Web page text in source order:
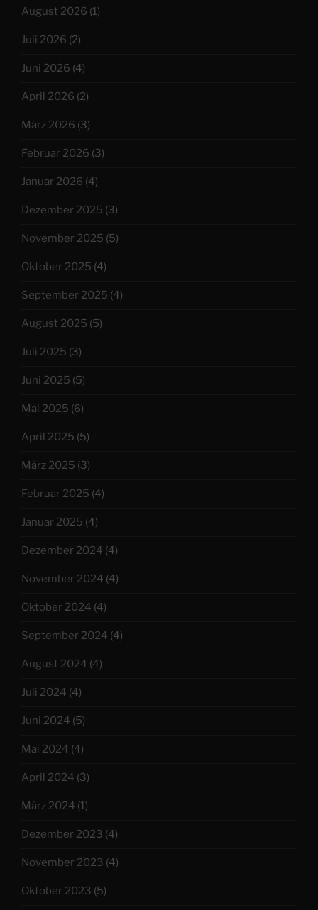
August 2026 (1)
Juli 2026 (2)
Juni 2026 (4)
April 2026 (2)
März 2026 (3)
Februar 2026 (3)
Januar 2026 (4)
Dezember 2025 (3)
November 2025 (5)
Oktober 2025 (4)
September 2025 (4)
August 2025 (5)
Juli 2025 (3)
Juni 2025 (5)
Mai 2025 (6)
April 2025 (5)
März 2025 (3)
Februar 2025 (4)
Januar 2025 (4)
Dezember 2024 (4)
November 2024 (4)
Oktober 2024 (4)
September 2024 (4)
August 2024 (4)
Juli 2024 (4)
Juni 2024 (5)
Mai 2024 (4)
April 2024 (3)
März 2024 (1)
Dezember 2023 (4)
November 2023 (4)
Oktober 2023 (5)